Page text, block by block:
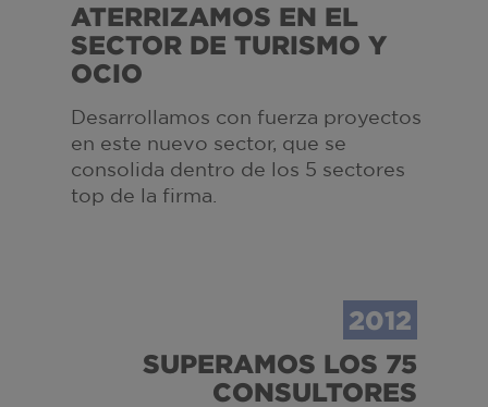
ATERRIZAMOS EN EL
SECTOR DE TURISMO Y
OCIO
Desarrollamos con fuerza proyectos
en este nuevo sector, que se
consolida dentro de los 5 sectores
top de la firma.
2012
SUPERAMOS LOS 75
CONSULTORES